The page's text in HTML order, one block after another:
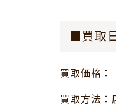
■買取
買取価格：
買取方法：